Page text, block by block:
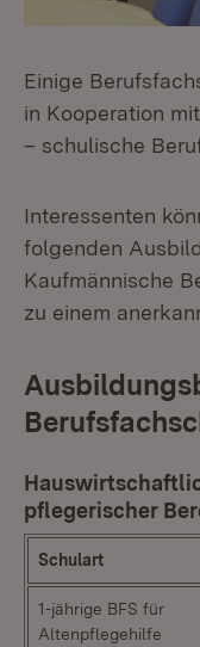
Einige
in Kooperation
– schulische
Interessenten
folgenden
Kaufmännische
zu einem
pflegerischer
Schulart
1-jährige BFS für
Altenpflegehilfe